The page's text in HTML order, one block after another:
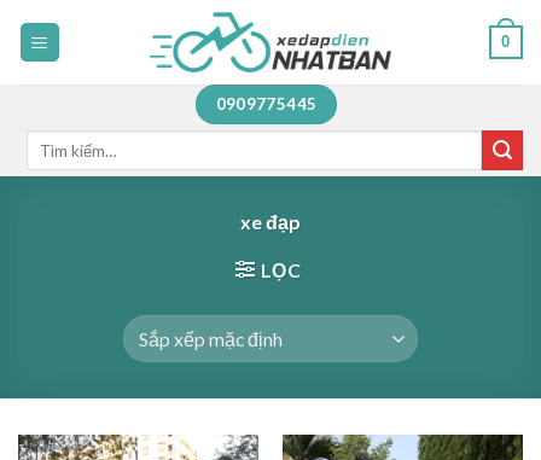
0
0909775445
Tìm
xe đạp
LỌC